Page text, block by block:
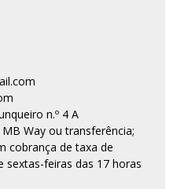
n.º 4 A
Way ou transferência;
cobrança de taxa de
sextas-feiras das 17 horas